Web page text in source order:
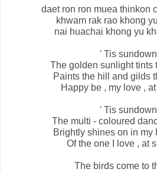
daet ron ron muea thinkon
khwam rak rao khong
nai huachai khong yu
' Tis
The golden sunlight tints
Paints the hill and gilds
Happy be , my love ,
' Tis
The multi - coloured
Brightly shines on in my
Of the one I love , at
The birds come to